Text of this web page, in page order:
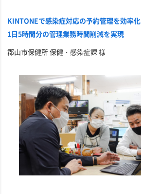
KINTONEで感染症対応の予約管理を効率化
1日5時間分の管理業務時間削減を実現
郡山市保健所 保健・感染症課 様